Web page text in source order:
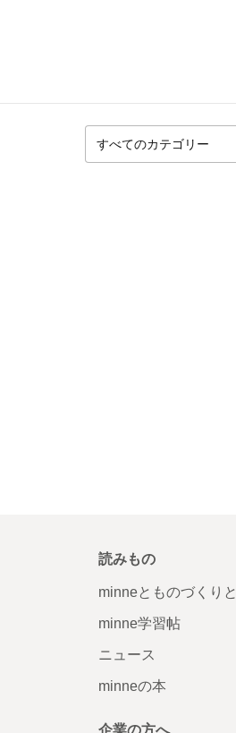
読みもの
minneとものづくりと
minne学習帖
ニュース
minneの本
企業の方へ